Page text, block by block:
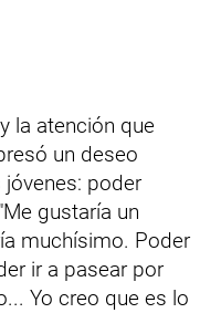
la atención que
un deseo
poder
gustaría un
muchísimo. Poder
ir a pasear por
Yo creo que es lo